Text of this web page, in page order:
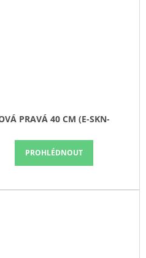
PRAVÁ 40 CM (E-SKN-
PROHLÉDNOUT